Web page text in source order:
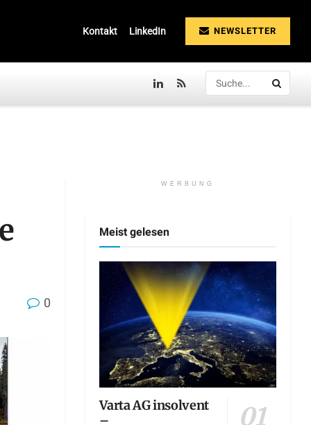
Kontakt LinkedIn NEWSLETTER
0
WERBUNG
Meist gelesen
Varta AG insolvent
–